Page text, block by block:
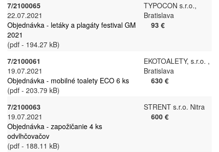
7/2100065
22.07.2021
Objednávka - letáky a plagáty festival GM
2021
(pdf - 194.27 kB)
TYPOCON s.r.o.,
Bratislava
93 €
7/2100061
19.07.2021
Objednávka - mobilné toalety ECO 6 ks
(pdf - 203.79 kB)
EKOTOALETY, s.r.o. ,
Bratislava
630 €
7/2100063
19.07.2021
Objednávka - zapožičanie 4 ks
odvlhčovačov
(pdf - 188.11 kB)
STRENT s.r.o. Nitra
600 €